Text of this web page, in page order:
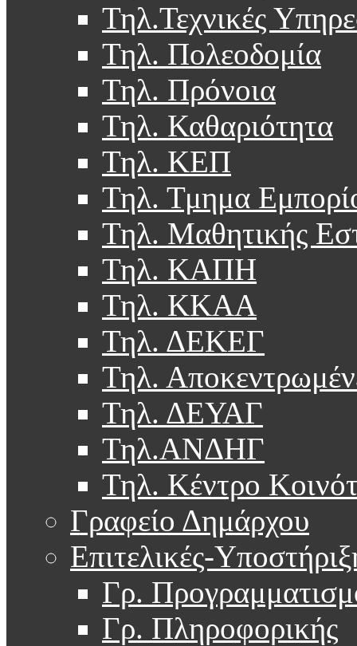
Τηλ.Τεχνικές
Τηλ. Πολεοδομία
Τηλ. Πρόνοια
Τηλ. Καθαριότητα
Τηλ. ΚΕΠ
Τηλ. Τμημα
Τηλ. Μαθητικής
Τηλ. ΚΑΠΗ
Τηλ. ΚΚΑΑ
Τηλ. ΔΕΚΕΓ
Τηλ.
Τηλ. ΔΕΥΑΓ
Τηλ.ΑΝΔΗΓ
Τηλ. Κέντρο
Γραφείο Δημάρχου
Επιτελικές-
Γρ.
Γρ. Πληροφορικής